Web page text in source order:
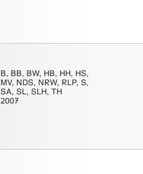
B, BB, BW, HB, HH, HS,
MV, NDS, NRW, RLP, S,
SA, SL, SLH, TH
2007